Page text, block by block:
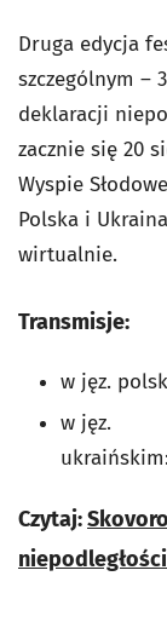
Druga edycja
szczególnym –
deklaracji
zacznie się 20
Wyspie
Polska i
wirtualnie.
Transmisje:
w jęz.
w jęz.
ukraińskim:
Czytaj:
niepodległości